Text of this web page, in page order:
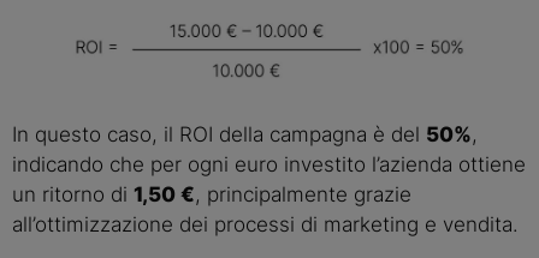
In questo caso, il ROI della campagna è del 50%,
indicando che per ogni euro investito l’azienda ottiene
un ritorno di 1,50 €, principalmente grazie
all’ottimizzazione dei processi di marketing e vendita.